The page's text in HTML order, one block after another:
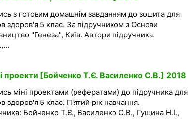
з готовим домашнім завданням до зошита для
здоров'я 5 клас. За підручником з Основи
"Генеза", Київ. Автори підручника:
проекти [Бойченко Т.Є. Василенко С.В.] 2018
міні проектами (рефератами) до підручника для
здоров'я 5 клас. П'ятий рік навчання.
Бойченко Т.Є., Василенко С.В., Гущина Н.І.,